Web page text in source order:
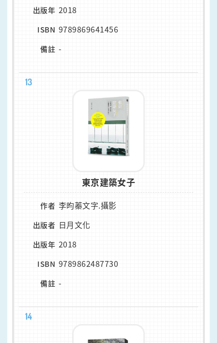
出版年 2018
ISBN 9789869641456
備註 -
13
東京建築女子
作者 李昀蓁文字.攝影
出版者 日月文化
出版年 2018
ISBN 9789862487730
備註 -
14